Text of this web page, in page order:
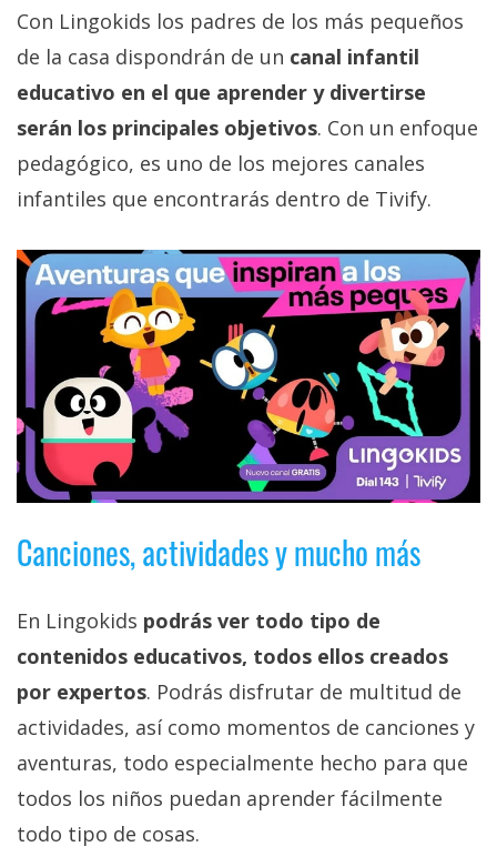
de
privacidad
/
Legal
El medio de
digital donde
encontrarás
todas las
noticias sobre
ordenadores,
apps,
informática,
videojuegos,
comparativas,
trucos y
tutoriales.
El Grupo
Informático
derechos
reservados
Con Lingokids los padres de los más pequeños
de la casa dispondrán de un canal infantil
educativo en el que aprender y divertirse
serán los principales objetivos. Con un enfoque
pedagógico, es uno de los mejores canales
infantiles que encontrarás dentro de Tivify.
Canciones, actividades y mucho más
En Lingokids podrás ver todo tipo de
contenidos educativos, todos ellos creados
por expertos. Podrás disfrutar de multitud de
actividades, así como momentos de canciones y
aventuras, todo especialmente hecho para que
todos los niños puedan aprender fácilmente
todo tipo de cosas.